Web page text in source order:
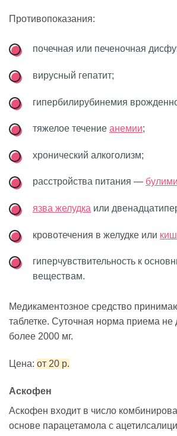
Противопоказания:
почечная или печеночная
вирусный гепатит;
гипербилирубинемия
тяжелое течение анемии;
хронический алкоголизм;
расстройства питания —
язва желудка или
кровотечения в желудке или
гиперчувствительность к
веществам.
Медикаментозное средство
таблетке. Суточная норма приема
более 2000 мг.
Цена: от 20 р.
Аскофен
Аскофен входит в число
основе парацетамола с